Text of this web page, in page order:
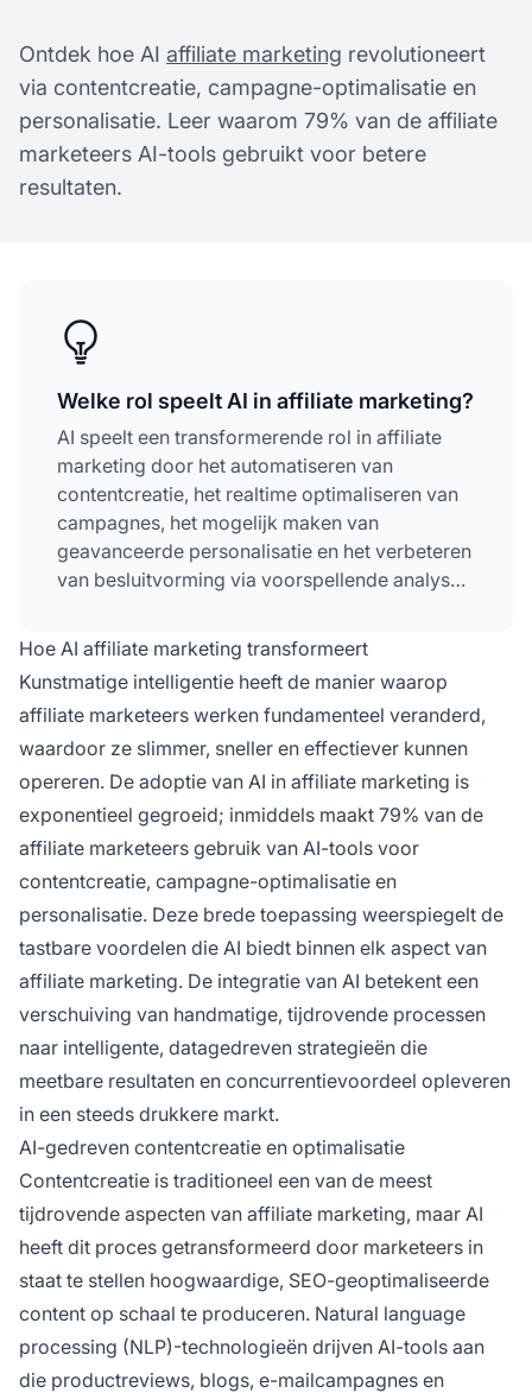
Ontdek hoe AI affiliate marketing revolutioneert
via contentcreatie, campagne-optimalisatie en
personalisatie. Leer waarom 79% van de affiliate
marketeers AI-tools gebruikt voor betere
resultaten.
Welke rol speelt AI in affiliate marketing?
AI speelt een transformerende rol in affiliate
marketing door het automatiseren van
contentcreatie, het realtime optimaliseren van
campagnes, het mogelijk maken van
geavanceerde personalisatie en het verbeteren
van besluitvorming via voorspellende analyses.
tools gebruiken, is het essentieel geworden
voor een concurrentievoordeel.
Hoe AI affiliate marketing transformeert
Kunstmatige intelligentie heeft de manier waarop
affiliate marketeers werken fundamenteel veranderd,
waardoor ze slimmer, sneller en effectiever kunnen
opereren. De adoptie van AI in affiliate marketing is
exponentieel gegroeid; inmiddels maakt 79% van de
affiliate marketeers gebruik van AI-tools voor
contentcreatie, campagne-optimalisatie en
personalisatie. Deze brede toepassing weerspiegelt de
tastbare voordelen die AI biedt binnen elk aspect van
affiliate marketing. De integratie van AI betekent een
verschuiving van handmatige, tijdrovende processen
naar intelligente, datagedreven strategieën die
meetbare resultaten en concurrentievoordeel opleveren
in een steeds drukkere markt.
AI-gedreven contentcreatie en optimalisatie
Contentcreatie is traditioneel een van de meest
tijdrovende aspecten van affiliate marketing, maar AI
heeft dit proces getransformeerd door marketeers in
staat te stellen hoogwaardige, SEO-geoptimaliseerde
content op schaal te produceren. Natural language
processing (NLP)-technologieën drijven AI-tools aan
die productreviews, blogs, e-mailcampagnes en